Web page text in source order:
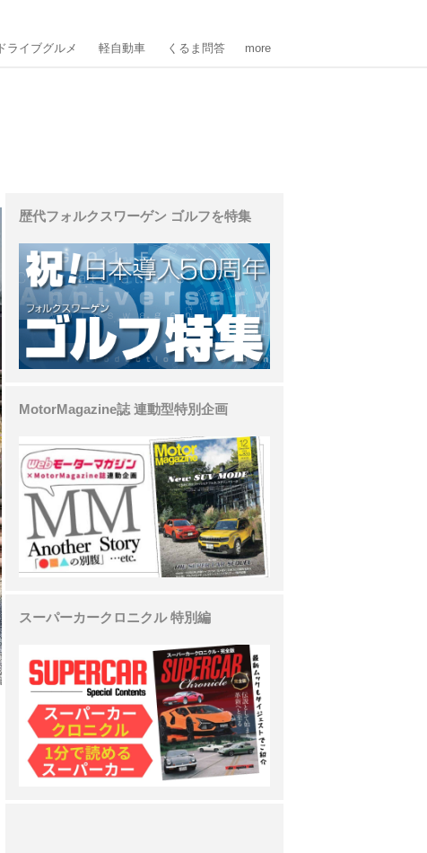
ドライブグルメ 軽自動車 くるま問答 more
歴代フォルクスワーゲン ゴルフを特集
MotorMagazine誌 連動型特別企画
スーパーカークロニクル 特別編